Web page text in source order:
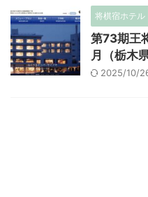
将棋宿ホテル
第73期王
月（栃木
2025/10/